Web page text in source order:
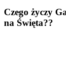
Czego życzy
na Święta??